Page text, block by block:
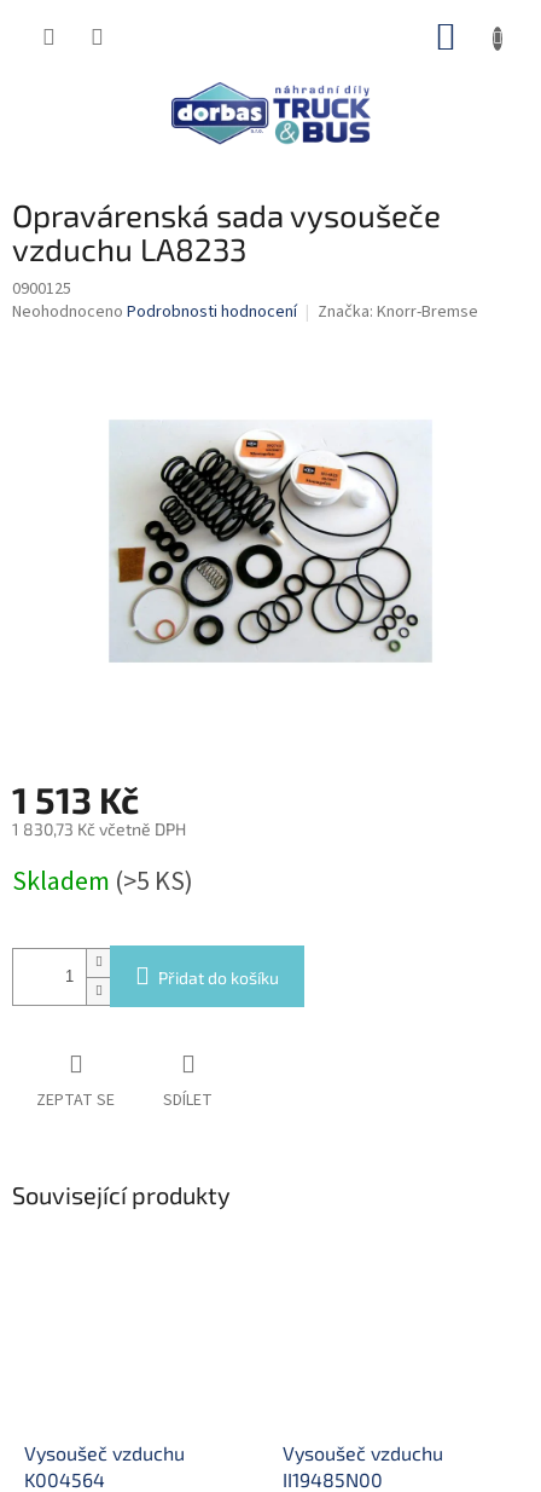
Opravárenská sada vysoušeče
vzduchu LA8233
0900125
Průměrné
Neohodnoceno Podrobnosti hodnocení Značka: Knorr-Bremse
1 513 Kč
1 830,73 Kč včetně DPH
cena:
Skladem (>5 KS)
Přidat do košíku
ZEPTAT SE SDÍLET
Související produkty
Vysoušeč vzduchu
K004564
Vysoušeč vzduchu
II19485N00